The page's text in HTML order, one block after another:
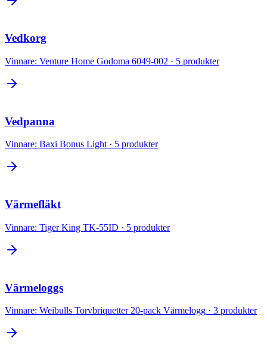
Vedkorg
Vinnare: Venture Home Godoma 6049-002 · 5 produkter
Vedpanna
Vinnare: Baxi Bonus Light · 5 produkter
Värmefläkt
Vinnare: Tiger King TK-55ID · 5 produkter
Värmeloggs
Vinnare: Weibulls Torvbriquetter 20-pack Värmelogg · 3 produkter